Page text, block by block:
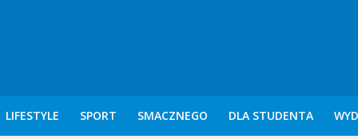
LIFESTYLE SPORT SMACZNEGO DLA STUDENTA